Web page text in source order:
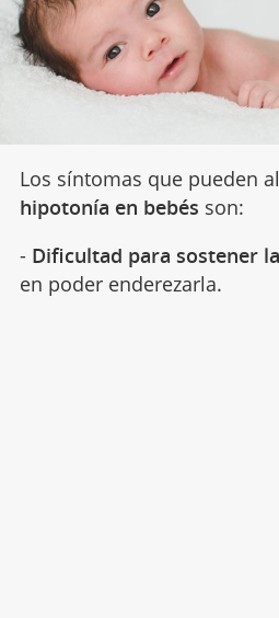
Los síntomas que pueden
hipotonía en bebés son:
- Dificultad para sostener
en poder enderezarla.